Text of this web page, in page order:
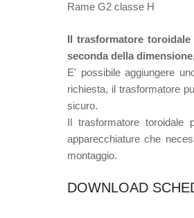
Rame G2 classe H
Il trasformatore
seconda della
E' possibile aggiungere
richiesta, il trasformatore
sicuro.
Il trasformatore toroidale
apparecchiature che
montaggio.
DOWNLOAD